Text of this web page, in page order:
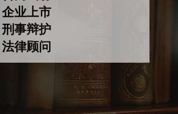
业上市
事辩护
法律顾问